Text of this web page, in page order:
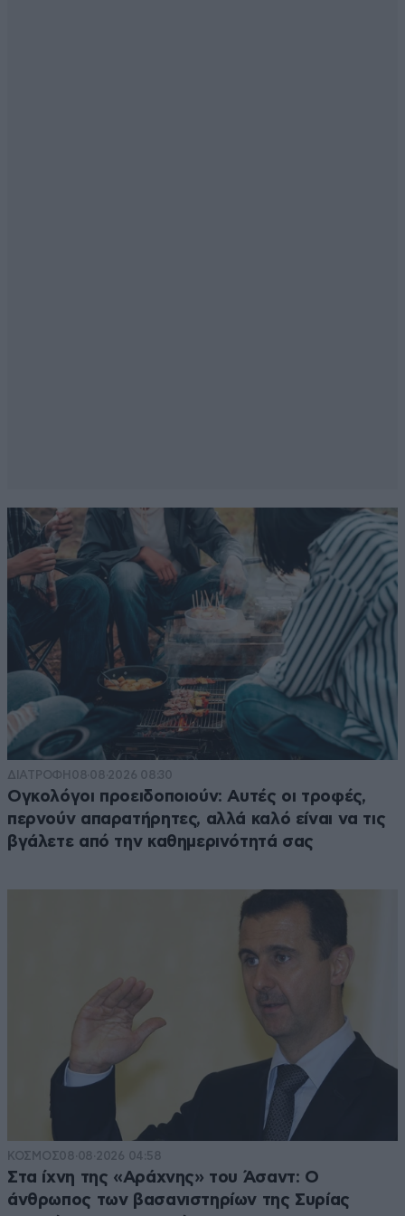
ΔΙΑΤΡΟΦΗ 08·08·2026 08:30
Ογκολόγοι προειδοποιούν: Αυτές οι τροφές,
περνούν απαρατήρητες, αλλά καλό είναι να τις
βγάλετε από την καθημερινότητά σας
ΚΟΣΜΟΣ08·08·2026 04:58
Στα ίχνη της «Αράχνης» του Άσαντ: Ο
άνθρωπος των βασανιστηρίων της Συρίας